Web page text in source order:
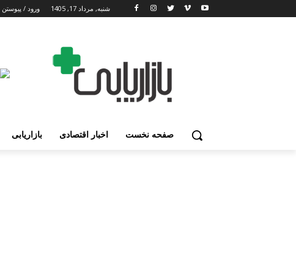
شنبه, مرداد 17, 1405 ورود / پیوستن
صفحه نخست اخبار اقتصادی بازاریابی